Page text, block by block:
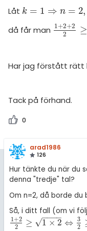
Låt k = 1 ⇒ n = 2,
k=1⇒ n =2, x1=1,x 2=
då får man 1+2+2
2
≥
1+2+22 ≥1*
Har jag förstått rätt
Tack på förhand.
0
arad1986
126
Hur tänkte du när du
denna "tredje" tal?
Om n=2, då borde du
Så, i ditt fall (om vi
1+2
2
≥ 1 × 2
− −
−−
√ ⇔ 3
2
1+22 ≥1× 2⇔32≥2